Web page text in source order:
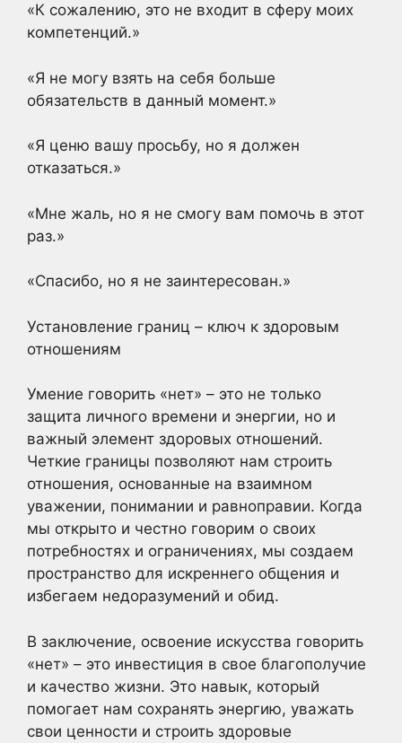
«К сожалению, это не входит в сферу моих
компетенций.»
«Я не могу взять на себя больше
обязательств в данный момент.»
«Я ценю вашу просьбу, но я должен
отказаться.»
«Мне жаль, но я не смогу вам помочь в этот
раз.»
«Спасибо, но я не заинтересован.»
Установление границ – ключ к здоровым
отношениям
Умение говорить «нет» – это не только
защита личного времени и энергии, но и
важный элемент здоровых отношений.
Четкие границы позволяют нам строить
отношения, основанные на взаимном
уважении, понимании и равноправии. Когда
мы открыто и честно говорим о своих
потребностях и ограничениях, мы создаем
пространство для искреннего общения и
избегаем недоразумений и обид.
В заключение, освоение искусства говорить
«нет» – это инвестиция в свое благополучие
и качество жизни. Это навык, который
помогает нам сохранять энергию, уважать
свои ценности и строить здоровые